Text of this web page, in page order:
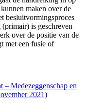
maken over de
besluitvormingsproces
is geschreven
over de positie van de
met een fusie of
Medezeggenschap en
2021)